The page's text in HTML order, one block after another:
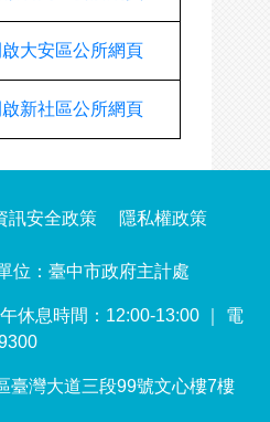
大安區公所網頁
新社區公所網頁
訊安全政策 隱私權政策
位：臺中市政府主計處
休息時間：12:00-13:00 ｜ 電
臺灣大道三段99號文心樓7樓